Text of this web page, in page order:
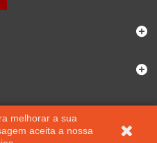
melhorar a sua
aceita a nossa